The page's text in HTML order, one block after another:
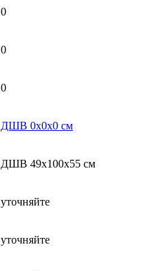
0
0
0
ДШВ 0х0х0 см
ДШВ 49x100x55 см
уточняйте
уточняйте